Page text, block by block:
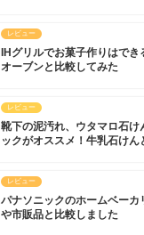
レビュー
IHグリルでお菓子作りはでき
オーブンと比較してみた
レビュー
靴下の泥汚れ、ウタマロ石け
ックがオススメ！牛乳石けん
レビュー
パナソニックのホームベーカ
や市販品と比較しました